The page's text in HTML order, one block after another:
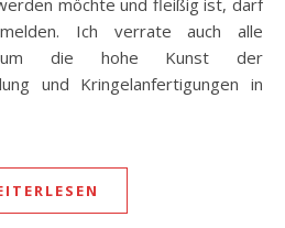
Ich verrate auch alle
um die hohe Kunst der
und Kringelanfertigungen in